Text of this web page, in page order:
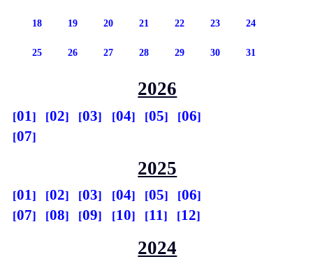
18 19 20 21 22 23 24
25 26 27 28 29 30 31
2026
01 02 03 04 05
06
07
2025
01 02 03 04 05
06
07
08 09 10 11 12
2024